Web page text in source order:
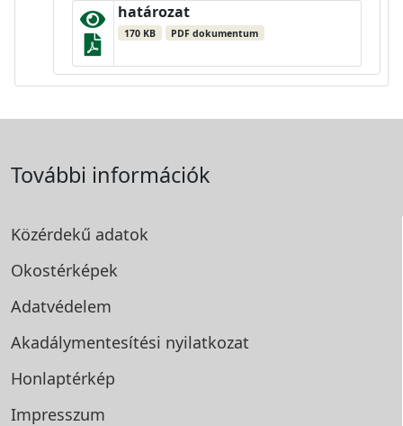
határozat
170 KB PDF dokumentum
További információk
Közérdekű adatok
Okostérképek
Adatvédelem
Akadálymentesítési nyilatkozat
Honlaptérkép
Impresszum